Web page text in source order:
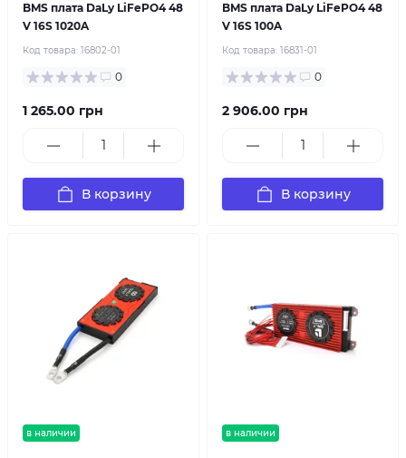
BMS плата DaLy LiFePO4 48
V 16S 1020A
Код товара: 16802-01
0
1 265.00 грн
В корзину
BMS плата DaLy LiFePO4 48
V 16S 100A
Код товара: 16831-01
0
2 906.00 грн
В корзину
в наличии в наличии